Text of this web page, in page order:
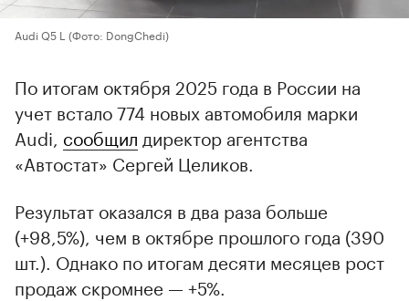
Audi Q5 L (Фото: DongChedi)
По итогам октября 2025 года в России на
учет встало 774 новых автомобиля марки
Audi, сообщил директор агентства
«Автостат» Сергей Целиков.
Результат оказался в два раза больше
(+98,5%), чем в октябре прошлого года (390
шт.). Однако по итогам десяти месяцев рост
продаж скромнее — +5%.